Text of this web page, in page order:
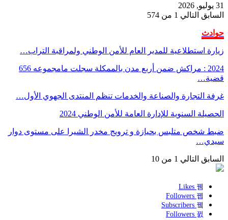
31 يوليو, 2026
السابق التالي 1 من 574
حوادث
زيارة استطلاعية للمدير العام للأمن الوطني ولمراقبة التراب…
2024 : مراكش ضمن أربع مدن بالممكلة سجلت مامجموعه 656
قضية…
غرفة التجارة والصناعة والخدمات تنظم المنتدى الجهوي الأول…
الحصيلة السنوية للإدارة العامة للأمن الوطني 2024
ضبط شخص متلبس بحيازة و ترويج مخدر الشيرا على مستوى دوار
سيدي…
السابق التالي 1 من 10